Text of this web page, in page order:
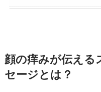
顔の痒みが伝える
セージとは？